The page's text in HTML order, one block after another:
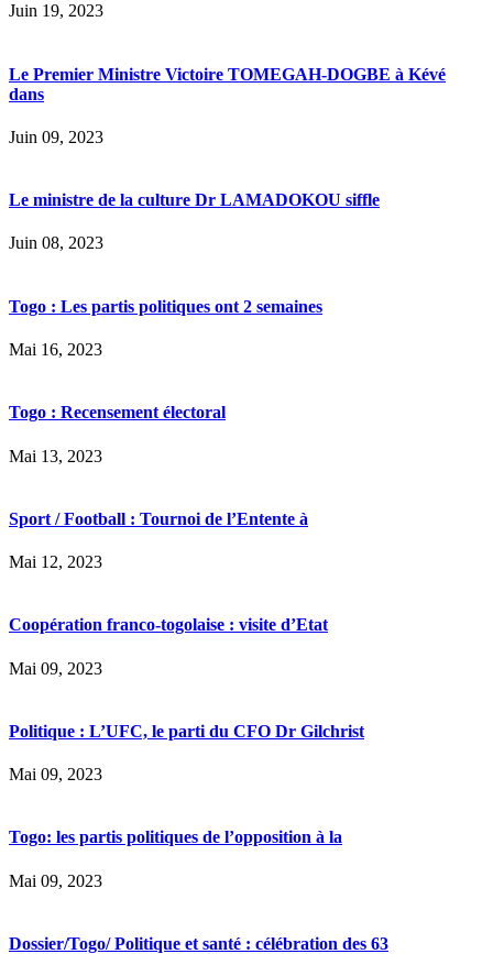
Juin 19, 2023
Le Premier Ministre Victoire TOMEGAH-DOGBE à Kévé
dans
Juin 09, 2023
Le ministre de la culture Dr LAMADOKOU siffle
Juin 08, 2023
Togo : Les partis politiques ont 2 semaines
Mai 16, 2023
Togo : Recensement électoral
Mai 13, 2023
Sport / Football : Tournoi de l’Entente à
Mai 12, 2023
Coopération franco-togolaise : visite d’Etat
Mai 09, 2023
Politique : L’UFC, le parti du CFO Dr Gilchrist
Mai 09, 2023
Togo: les partis politiques de l’opposition à la
Mai 09, 2023
Dossier/Togo/ Politique et santé : célébration des 63